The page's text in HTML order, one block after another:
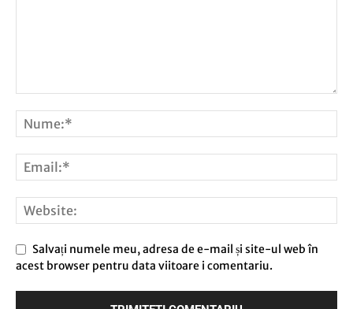
Salvați numele meu, adresa de e-mail și site-ul web în
acest browser pentru data viitoare i comentariu.